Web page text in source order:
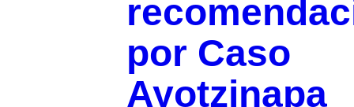
por Caso
Ayotzinapa